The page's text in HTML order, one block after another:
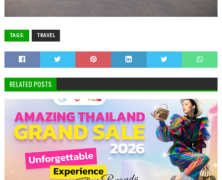
TAGS: TRAVEL
RELATED POSTS